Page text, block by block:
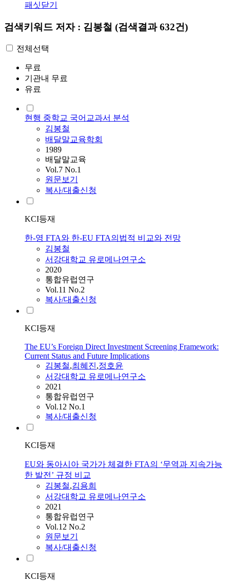
패싯닫기
검색키워드 저자 : 김봉철 (검색결과 632건)
전체선택
무료
기관내 무료
유료
현행 중학교 국어교과서 분석
김봉철
배달말교육학회
1989
배달말교육
Vol.7 No.1
원문보기
복사/대출신청
KCI등재
한-영 FTA와 한-EU FTA의법적 비교와 전망
김봉철
서강대학교 유로메나연구소
2020
통합유럽연구
Vol.11 No.2
복사/대출신청
KCI등재
The EU’s Foreign Direct Investment Screening Framework:
Current Status and Future Implications
김봉철,최혜진,정호윤
서강대학교 유로메나연구소
2021
통합유럽연구
Vol.12 No.1
복사/대출신청
KCI등재
EU와 동아시아 국가가 체결한 FTA의 ‘무역과 지속가능
한 발전’ 규정 비교
김봉철,김용희
서강대학교 유로메나연구소
2021
통합유럽연구
Vol.12 No.2
원문보기
복사/대출신청
KCI등재